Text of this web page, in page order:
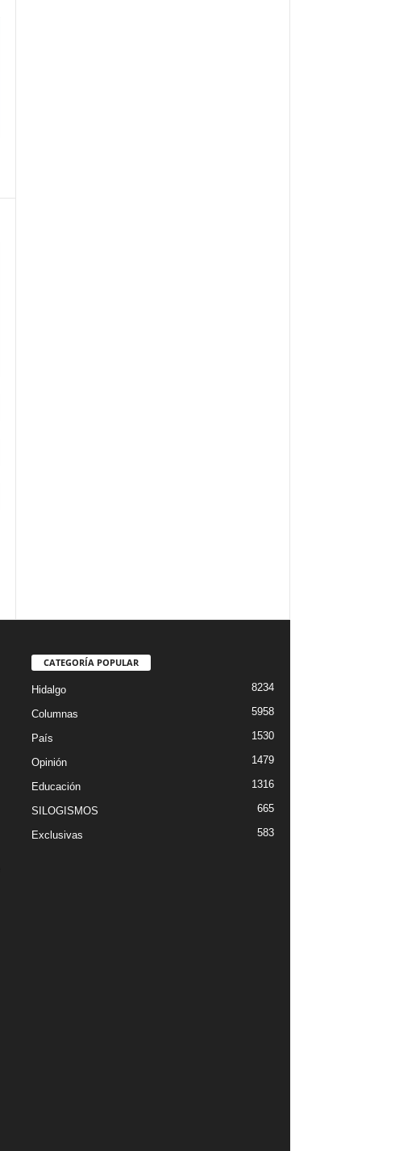
CATEGORÍA POPULAR
Hidalgo 8234
Columnas 5958
País 1530
Opinión 1479
Educación 1316
SILOGISMOS 665
Exclusivas 583